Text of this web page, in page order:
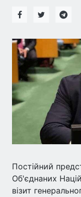
Постійний
Об'єднаних
візит